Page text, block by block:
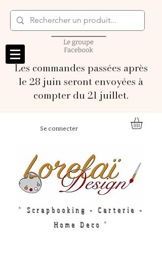
Les commandes passées après
le 28 juin seront envoyées à
compter du 21 juillet.
Se connecter
" Scrapbooking - Carterie -
Home Deco "